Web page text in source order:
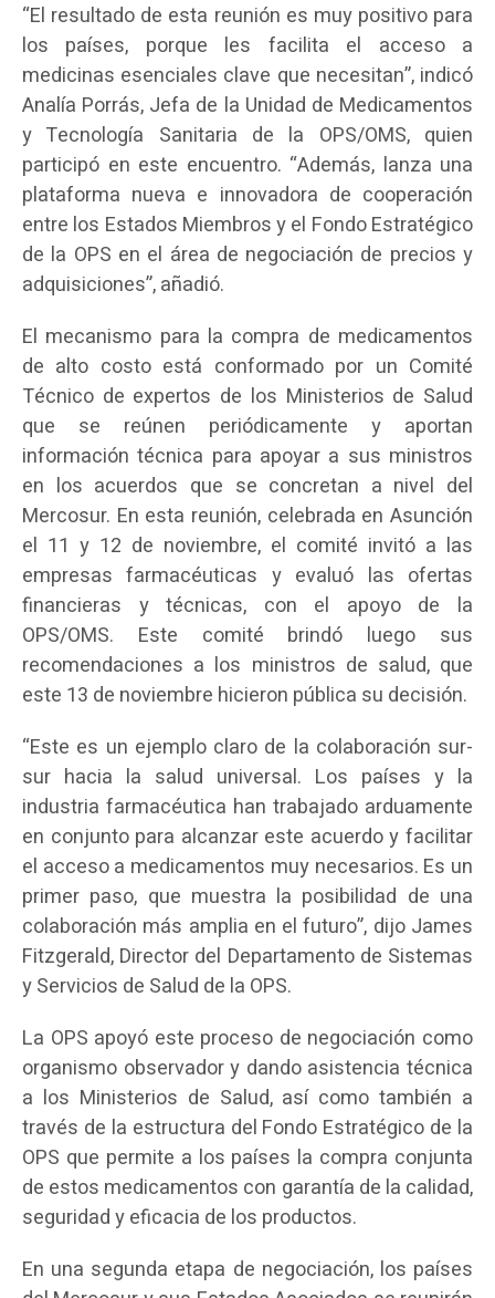
“El resultado de esta reunión es muy positivo para
los países, porque les facilita el acceso a
medicinas esenciales clave que necesitan”, indicó
Analía Porrás, Jefa de la Unidad de Medicamentos
y Tecnología Sanitaria de la OPS/OMS, quien
participó en este encuentro. “Además, lanza una
plataforma nueva e innovadora de cooperación
entre los Estados Miembros y el Fondo Estratégico
de la OPS en el área de negociación de precios y
adquisiciones”, añadió.
El mecanismo para la compra de medicamentos
de alto costo está conformado por un Comité
Técnico de expertos de los Ministerios de Salud
que se reúnen periódicamente y aportan
información técnica para apoyar a sus ministros
en los acuerdos que se concretan a nivel del
Mercosur. En esta reunión, celebrada en Asunción
el 11 y 12 de noviembre, el comité invitó a las
empresas farmacéuticas y evaluó las ofertas
financieras y técnicas, con el apoyo de la
OPS/OMS. Este comité brindó luego sus
recomendaciones a los ministros de salud, que
este 13 de noviembre hicieron pública su decisión.
“Este es un ejemplo claro de la colaboración sur-
sur hacia la salud universal. Los países y la
industria farmacéutica han trabajado arduamente
en conjunto para alcanzar este acuerdo y facilitar
el acceso a medicamentos muy necesarios. Es un
primer paso, que muestra la posibilidad de una
colaboración más amplia en el futuro”, dijo James
Fitzgerald, Director del Departamento de Sistemas
y Servicios de Salud de la OPS.
La OPS apoyó este proceso de negociación como
organismo observador y dando asistencia técnica
a los Ministerios de Salud, así como también a
través de la estructura del Fondo Estratégico de la
OPS que permite a los países la compra conjunta
de estos medicamentos con garantía de la calidad,
seguridad y eficacia de los productos.
En una segunda etapa de negociación, los países